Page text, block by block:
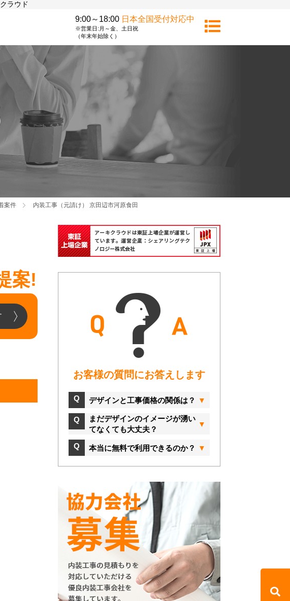
ラウド
9:00～18:00 日本全国受付対応中
※営業日:月～金、土日祝
（年末年始除く）
案件 内装工事（元請け） 京田辺市河原食田
案!
お客様の質問にお答えします
デザインと工事価格の関係は？
まだデザインのイメージが湧い
てなくても大丈夫？
本当に無料で利用できるのか？